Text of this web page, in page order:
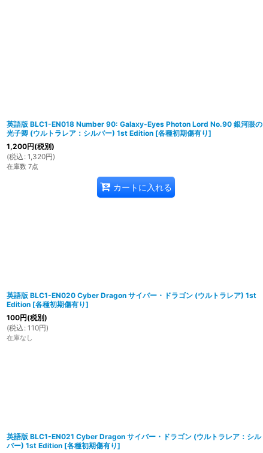
英語版 BLC1-EN018 Number 90: Galaxy-Eyes Photon Lord No.90 銀河眼の
光子卿 (ウルトラレア：シルバー) 1st Edition [各種初期傷有り]
1,200円(税別)
(税込 : 1,320円)
在庫数 7点
カートに入れる
英語版 BLC1-EN020 Cyber Dragon サイバー・ドラゴン (ウルトラレア) 1st
Edition [各種初期傷有り]
100円(税別)
(税込 : 110円)
在庫なし
英語版 BLC1-EN021 Cyber Dragon サイバー・ドラゴン (ウルトラレア：シル
バー) 1st Edition [各種初期傷有り]